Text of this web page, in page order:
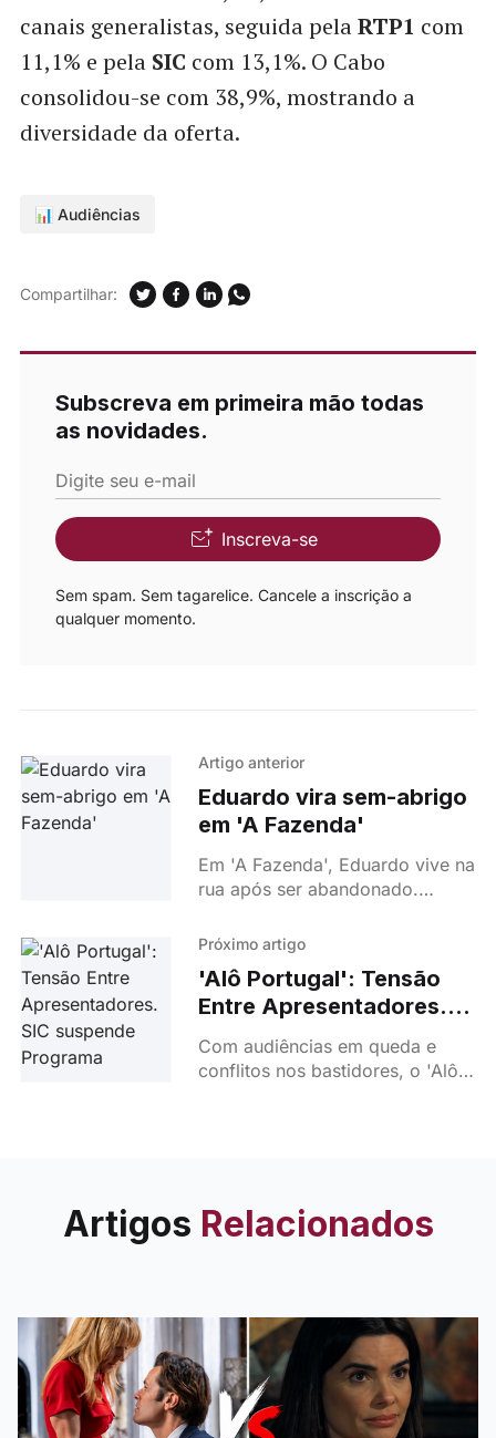
canais generalistas, seguida pelaRTP1 com
11,1% e pela SIC com 13,1%. O Cabo
consolidou-se com 38,9%, mostrando a
diversidade da oferta.
📊 Audiências
Compartilhar:
Subscreva em primeira mão todas
as novidades.
Digite seu e-mail
Inscreva-se
Sem spam. Sem tagarelice. Cancele a inscrição a
qualquer momento.
Artigo anterior
Eduardo vira sem-abrigo
em 'A Fazenda'
Em 'A Fazenda', Eduardo vive na
rua após ser abandonado.
recusa. A trama ganha força
Próximo artigo
'Alô Portugal': Tensão
Entre Apresentadores.
SIC suspende Programa
Com audiências em queda e
conflitos nos bastidores, o 'Alô
Artigos Relacionados